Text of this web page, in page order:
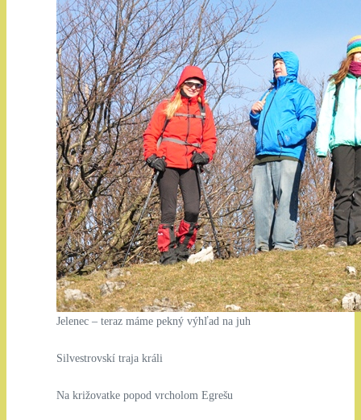
Jelenec – teraz máme pekný výhľad na juh
Silvestrovskí traja králi
Na križovatke popod vrcholom Egrešu